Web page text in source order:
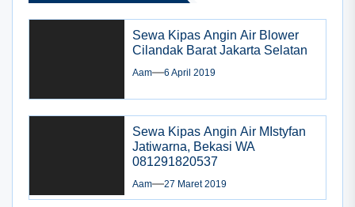
Sewa Kipas Angin Air Blower
Cilandak Barat Jakarta Selatan
Aam 6 April 2019
Sewa Kipas Angin Air MIstyfan
Jatiwarna, Bekasi WA
081291820537
Aam 27 Maret 2019